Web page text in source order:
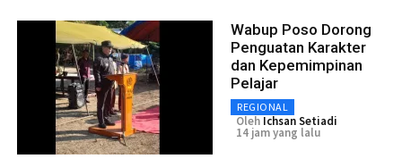
Wabup Poso Dorong
Penguatan Karakter
dan Kepemimpinan
Pelajar
REGIONAL
Oleh Ichsan Setiadi
14 jam yang lalu